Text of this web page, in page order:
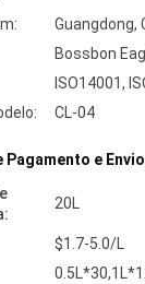
Guangdong,
Bossbon
ISO14001,
CL-04
e
20L
$1.7-5.0/L